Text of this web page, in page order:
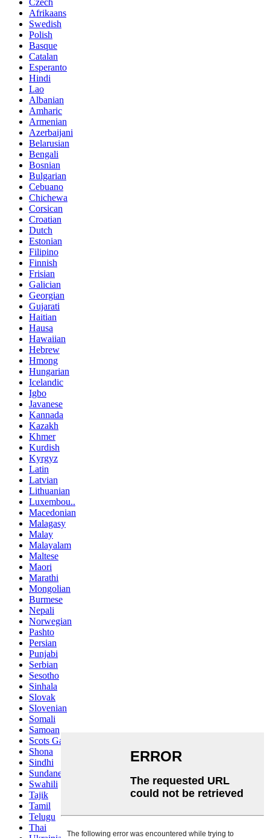
Afrikaans
Swedish
Polish
Basque
Catalan
Esperanto
Hindi
Lao
Albanian
Amharic
Armenian
Azerbaijani
Belarusian
Bengali
Bosnian
Bulgarian
Cebuano
Chichewa
Corsican
Croatian
Dutch
Estonian
Filipino
Finnish
Frisian
Galician
Georgian
Gujarati
Haitian
Hausa
Hawaiian
Hebrew
Hmong
Hungarian
Icelandic
Igbo
Javanese
Kannada
Kazakh
Khmer
Kurdish
Kyrgyz
Latin
Latvian
Lithuanian
Luxembou..
Macedonian
Malagasy
Malay
Malayalam
Maltese
Maori
Marathi
Mongolian
Burmese
Nepali
Norwegian
Pashto
Persian
Punjabi
Serbian
Sesotho
Sinhala
Slovak
Slovenian
Somali
Samoan
Scots Gaelic
Shona
Sindhi
Sundanese
Swahili
Tajik
Tamil
Telugu
Thai